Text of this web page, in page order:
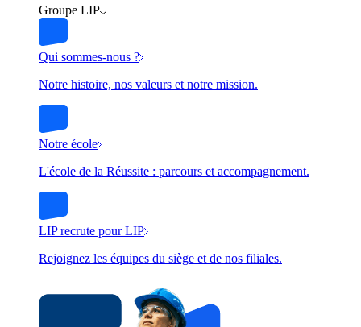
Groupe LIP
Qui sommes-nous ?
Notre histoire, nos valeurs et notre mission.
Notre école
L'école de la Réussite : parcours et accompagnement.
LIP recrute pour LIP
Rejoignez les équipes du siège et de nos filiales.